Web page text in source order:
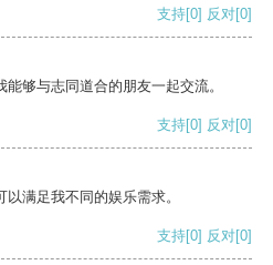
支持[0] 反对[0]
够与志同道合的朋友一起交流。
支持[0] 反对[0]
满足我不同的娱乐需求。
支持[0] 反对[0]